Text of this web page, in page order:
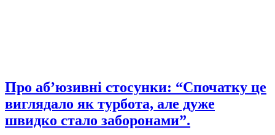
Про аб’юзивні стосунки: “Спочатку це
виглядало як турбота, але дуже
швидко стало заборонами”.